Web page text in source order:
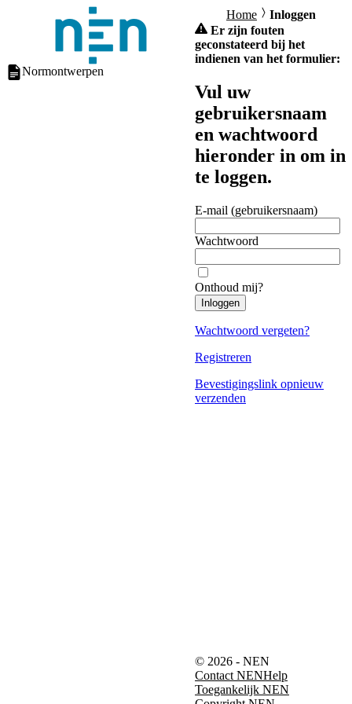
Normontwerpen
Home
Inloggen
Er zijn fouten
geconstateerd bij het
indienen van het formulier:
Vul uw
gebruikersnaam
en wachtwoord
hieronder in om in
te loggen.
E-mail (gebruikersnaam)
Wachtwoord
Onthoud mij?
Inloggen
Wachtwoord vergeten?
Registreren
Bevestigingslink opnieuw
verzenden
© 2026 - NEN
Contact NENHelp
Toegankelijk NEN